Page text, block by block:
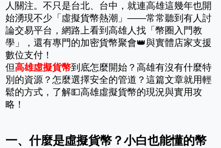
人關注。不只是台北、台中，就連高雄這幾年也開
始湧現不少「虛擬貨幣熱潮」——常常聽到有人討
論交易平台，網路上看到高雄人找「幣圈入門教
學」，還有專門的加密貨幣聚會👑與實體店家支援
數位支付！
但高雄虛擬貨幣到底怎麼開始？高雄有沒有什麼特
別的資源？怎麼選擇安全的管道？這篇文章就用輕
鬆的方式，了解💵高雄虛擬貨幣的現況與實用攻
略！
一、什麼是虛擬貨幣？小白也能懂的幣